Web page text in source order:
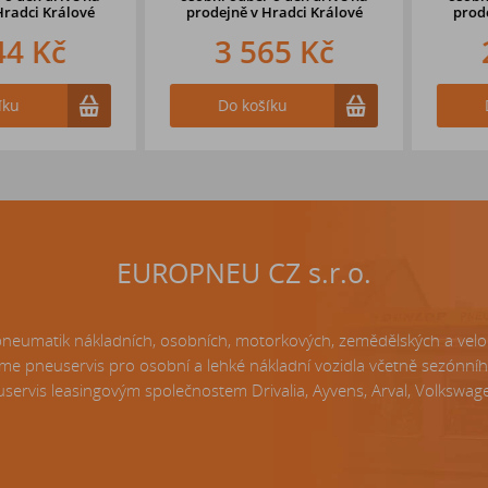
Králové
prodejně v Hradci Králové
3 565 Kč
Do košíku
prodejně
Do
EUROPNEU CZ s.r.o.
nákladních, osobních, motorkových, zemědělských a
pneuservis pro osobní a lehké nákladní vozidla včetně
leasingovým společnostem Drivalia, Ayvens, Arval,